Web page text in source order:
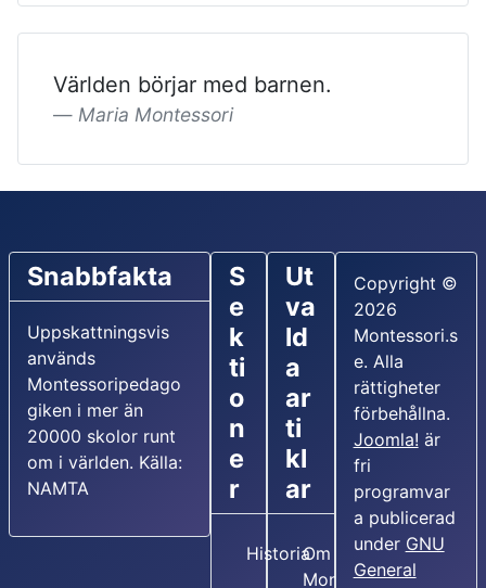
Världen börjar med barnen.
Maria Montessori
Snabbfakta
Uppskattningsvis
används
Montessoripedago
giken i mer än
20000 skolor runt
om i världen. Källa:
NAMTA
S
e
k
ti
o
n
e
r
Historia
Ut
va
ld
a
ar
ti
kl
ar
Om Maria
Montessori
Copyright ©
2026
Montessori.s
e. Alla
rättigheter
förbehållna.
Joomla! är
fri
programvar
a publicerad
under GNU
General